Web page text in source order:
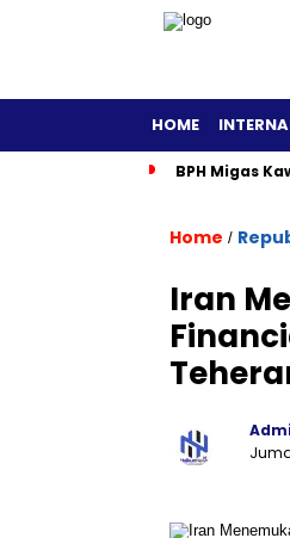
HOME
BPH Migas
Home /
Iran